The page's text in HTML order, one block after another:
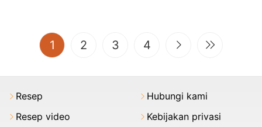
1 (current)
2 3 4
Resep
Resep video
Hubungi kami
Kebijakan privasi